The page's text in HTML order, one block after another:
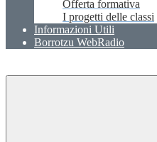
Offerta formativa
I progetti delle classi
Informazioni Utili
Borrotzu WebRadio